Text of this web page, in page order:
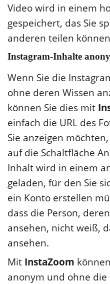
Video wird in einem
gespeichert, das Sie
anderen teilen
Instagram-Inhalte
Wenn Sie die
ohne deren Wissen
können Sie dies mit
einfach die URL des
Sie anzeigen
auf die Schaltfläche
Inhalt wird in einem
geladen, für den Sie
ein Konto erstellen
dass die Person,
ansehen, nicht weiß,
ansehen.
Mit InstaZoom
anonym und ohne die